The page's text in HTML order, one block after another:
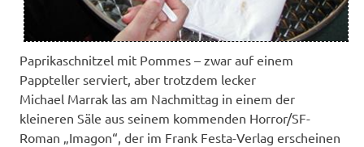
Paprikaschnitzel mit Pommes – zwar auf einem
Pappteller serviert, aber trotzdem lecker
Michael Marrak las am Nachmittag in einem der
kleineren Säle aus seinem kommenden Horror/SF-
Roman „Imagon“, der im Frank Festa-Verlag erscheinen